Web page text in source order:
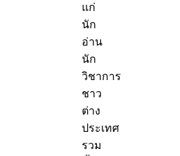
แก่
นัก
อ่าน
นัก
วิชาการ
ชาว
ต่าง
ประเทศ
รวม